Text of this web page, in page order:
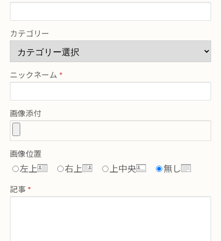
カテゴリー
ニックネーム
画像添付
画像位置
左上 右上 上中央 無し
記事